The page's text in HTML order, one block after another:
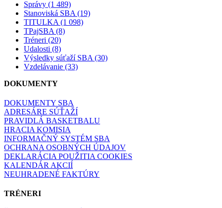
Správy (1 489)
Stanoviská SBA (19)
TITULKA (1 098)
TPajSBA (8)
Tréneri (20)
Udalosti (8)
Výsledky súťaží SBA (30)
Vzdelávanie (33)
DOKUMENTY
DOKUMENTY SBA
ADRESÁRE SÚŤAŽÍ
PRAVIDLÁ BASKETBALU
HRACIA KOMISIA
INFORMAČNÝ SYSTÉM SBA
OCHRANA OSOBNÝCH ÚDAJOV
DEKLARÁCIA POUŽITIA COOKIES
KALENDÁR AKCIÍ
NEUHRADENÉ FAKTÚRY
TRÉNERI